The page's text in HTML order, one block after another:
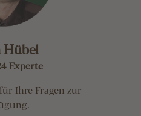
Hübel
Experte
Ihre Fragen zur